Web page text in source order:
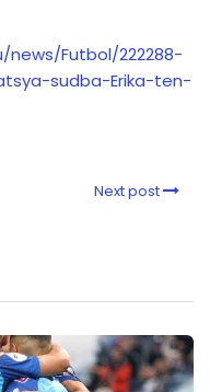
Futbol/222288-
sudba-Erika-ten-
Next post